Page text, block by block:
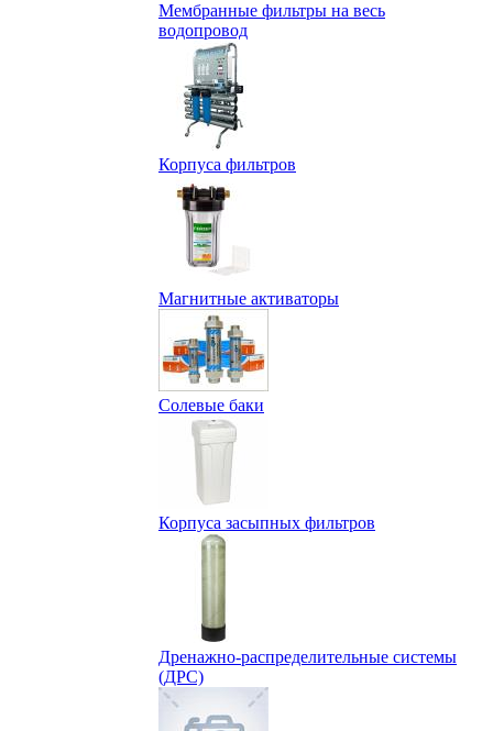
Мембранные фильтры на весь
водопровод
Корпуса фильтров
Магнитные активаторы
Солевые баки
Корпуса засыпных фильтров
Дренажно-распределительные системы
(ДРС)